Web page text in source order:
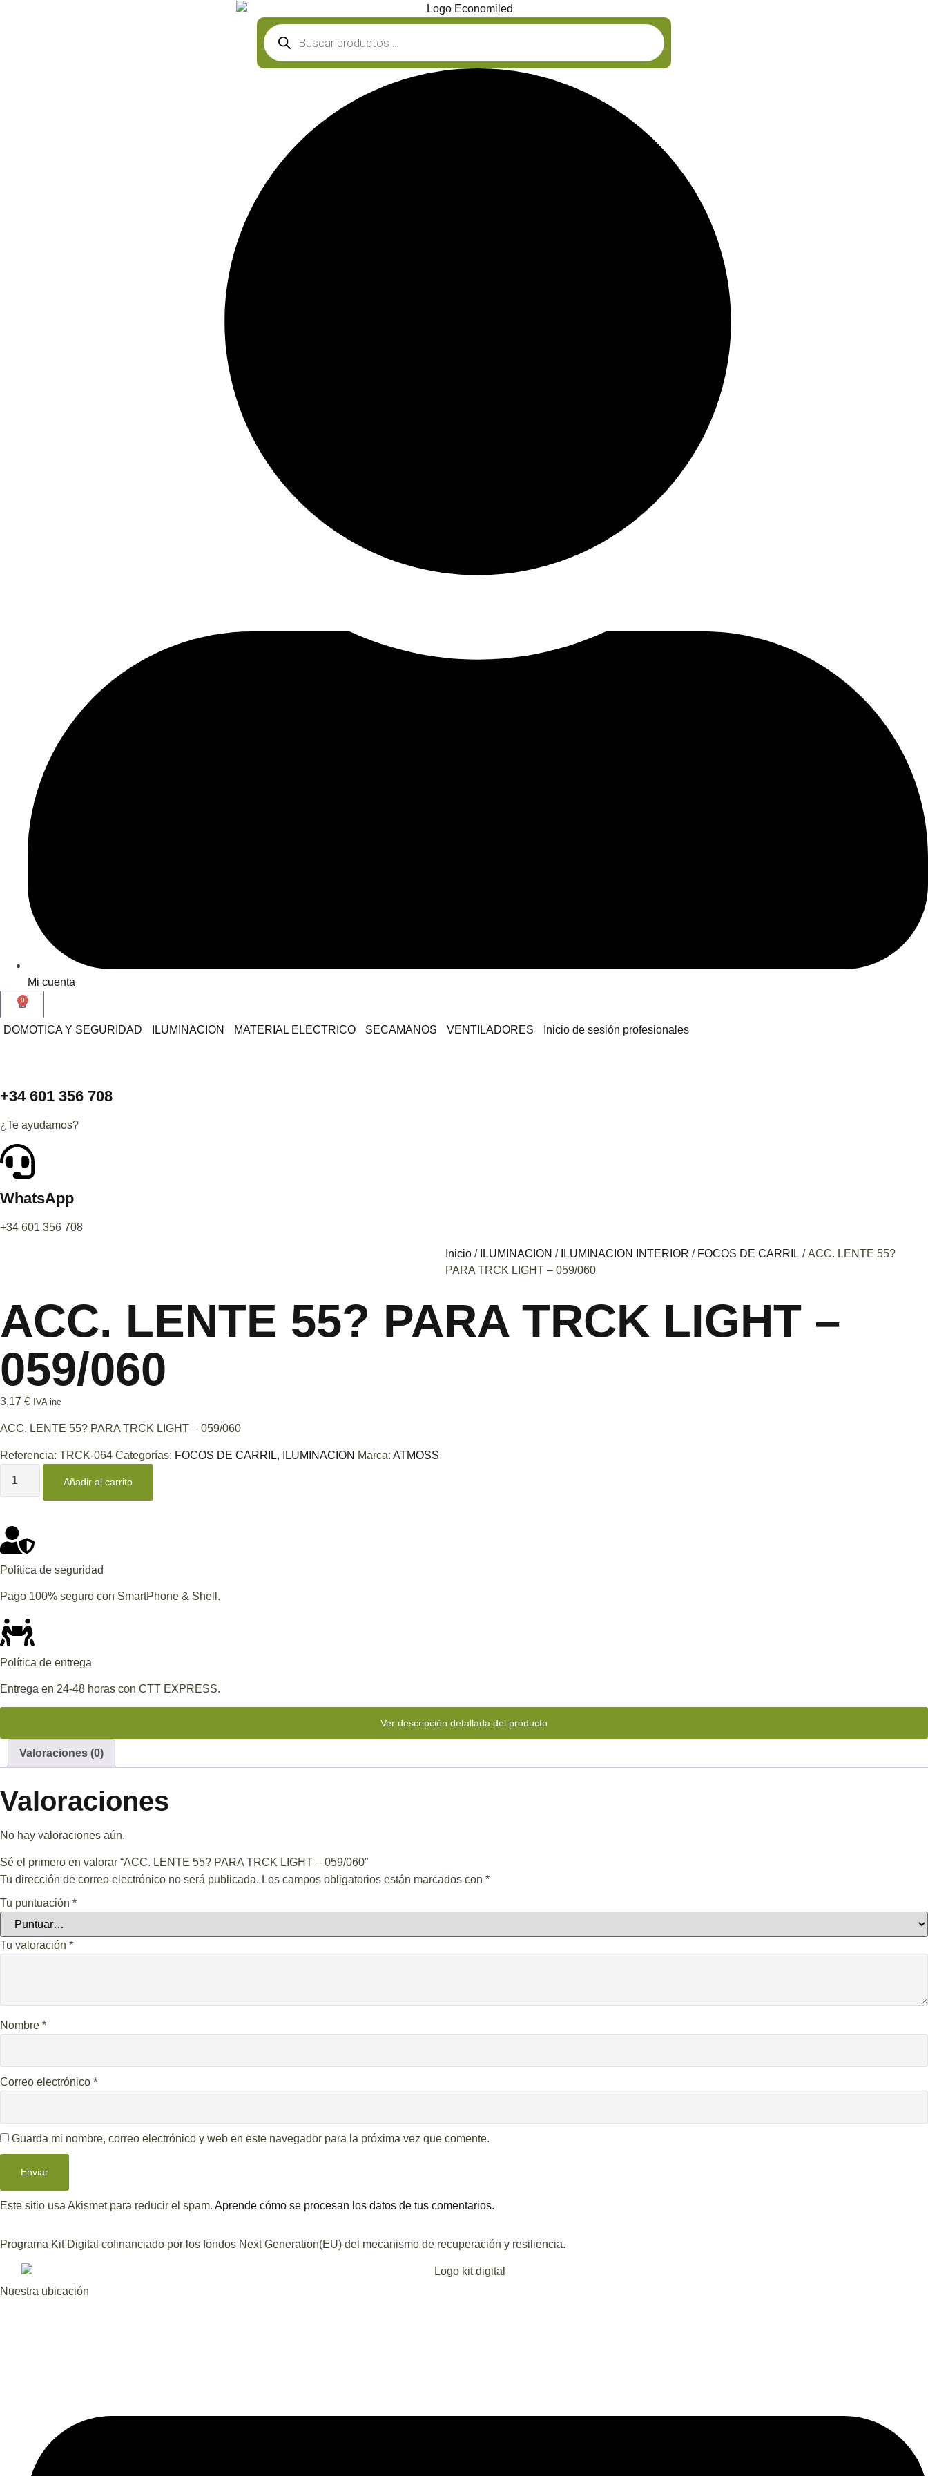
Mi cuenta
0
DOMOTICA Y SEGURIDAD ILUMINACION MATERIAL ELECTRICO SECAMANOS VENTILADORES Inicio de sesión profesionales
+34 601 356 708
¿Te ayudamos?
WhatsApp
+34 601 356 708
Inicio / ILUMINACION / ILUMINACION INTERIOR / FOCOS DE CARRIL / ACC. LENTE 55?
PARA TRCK LIGHT – 059/060
ACC. LENTE 55? PARA TRCK LIGHT –
059/060
3,17 € IVA inc
ACC. LENTE 55? PARA TRCK LIGHT – 059/060
Referencia: TRCK-064 Categorías: FOCOS DE CARRIL, ILUMINACION Marca: ATMOSS
Añadir al carrito
Política de seguridad
Pago 100% seguro con SmartPhone & Shell.
Política de entrega
Entrega en 24-48 horas con CTT EXPRESS.
Ver descripción detallada del producto
Valoraciones (0)
Valoraciones
No hay valoraciones aún.
Sé el primero en valorar “ACC. LENTE 55? PARA TRCK LIGHT – 059/060”
Tu dirección de correo electrónico no será publicada. Los campos obligatorios están marcados con *
Tu puntuación *
Tu valoración *
Nombre *
Correo electrónico *
Guarda mi nombre, correo electrónico y web en este navegador para la próxima vez que comente.
Este sitio usa Akismet para reducir el spam. Aprende cómo se procesan los datos de tus comentarios.
Programa Kit Digital cofinanciado por los fondos Next Generation(EU) del mecanismo de recuperación y resiliencia.
Nuestra ubicación